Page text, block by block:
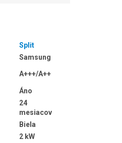
Split
Samsung
A+++/A++
Áno
24
mesiacov
Biela
2 kW